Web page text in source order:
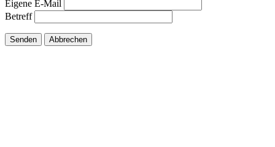
Eigene E-Mail
Betreff
Senden Abbrechen